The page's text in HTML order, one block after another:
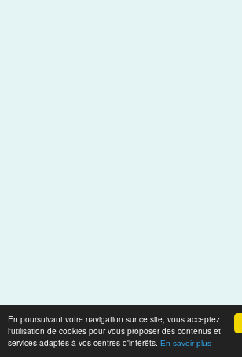
En poursuivant votre navigation sur ce site, vous acceptez
l'utilisation de cookies pour vous proposer des contenus et
services adaptés à vos centres d'intérêts. En savoir plus